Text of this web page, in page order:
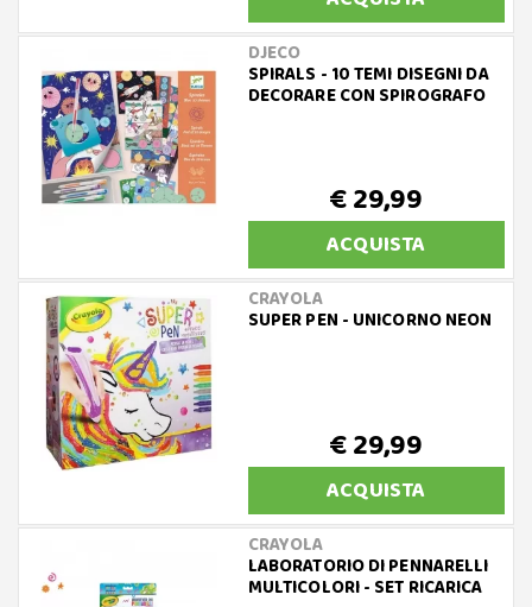
DJECO
SPIRALS - 10 TEMI DISEGNI DA
DECORARE CON SPIROGRAFO
€ 29,99
ACQUISTA
CRAYOLA
SUPER PEN - UNICORNO NEON
€ 29,99
ACQUISTA
CRAYOLA
LABORATORIO DI PENNARELLI
MULTICOLORI - SET RICARICA